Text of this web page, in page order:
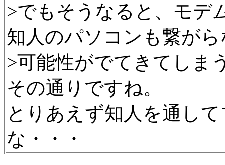
>でもそうなると、モデ
知人のパソコンも繋が
>可能性がでてきてしま
その通りですね。
とりあえず知人を通し
な・・・